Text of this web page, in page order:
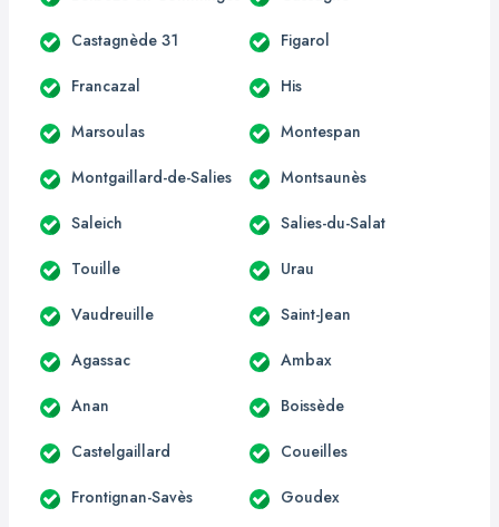
Castagnède 31 Figarol
Francazal His
Marsoulas Montespan
Montgaillard-de-Salies Montsaunès
Saleich Salies-du-Salat
Touille Urau
Vaudreuille Saint-Jean
Agassac Ambax
Anan Boissède
Castelgaillard Coueilles
Frontignan-Savès Goudex